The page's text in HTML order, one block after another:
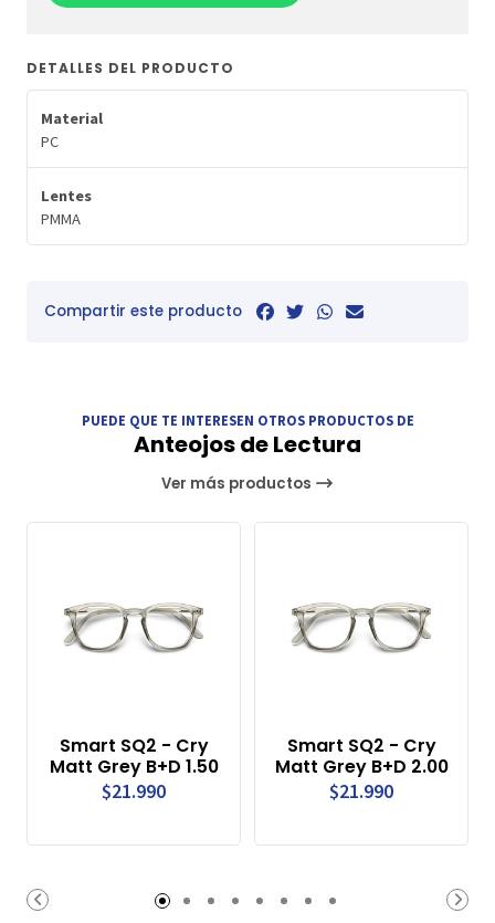
DETALLES DEL PRODUCTO
Material
PC
Lentes
PMMA
Compartir este producto
PUEDE QUE TE INTERESEN OTROS PRODUCTOS DE
Anteojos de Lectura
Ver más productos
Smart SQ2 - Cry
Matt Grey B+D 1.50
$21.990
Smart SQ2 - Cry
Matt Grey B+D 2.00
$21.990